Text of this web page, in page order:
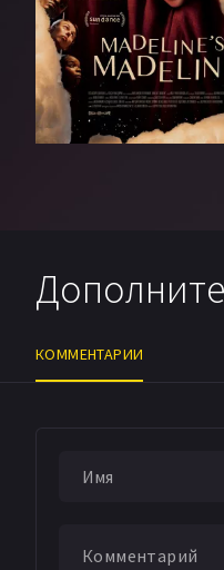
КОММЕНТАРИИ